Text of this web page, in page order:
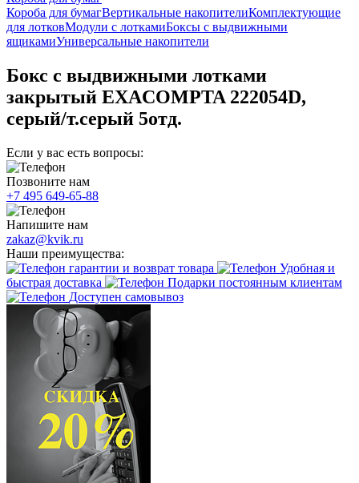
Короба для бумагВертикальные накопителиКомплектующие
для лотковМодули с лоткамиБоксы с выдвижными
ящикамиУниверсальные накопители
Бокс с выдвижными лотками
закрытый EXACOMPTA 222054D,
серый/т.серый 5отд.
Если у вас есть вопросы:
Позвоните нам
+7 495 649-65-88
Напишите нам
zakaz@kvik.ru
Наши преимущества:
гарантии и возврат товара
Удобная и
быстрая доставка
Подарки постоянным клиентам
Доступен самовывоз